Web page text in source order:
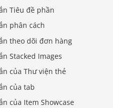
Tiêu đề phần
phân cách
theo dõi đơn hàng
Stacked Images
của Thư viện thẻ
của tab
của Item Showcase